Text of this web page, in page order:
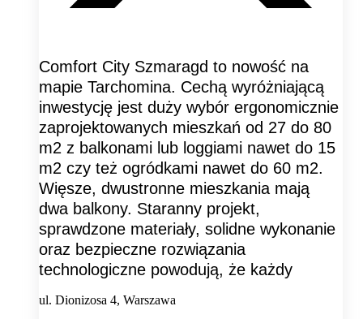
Comfort City Szmaragd to nowość na
mapie Tarchomina. Cechą wyróżniającą
inwestycję jest duży wybór ergonomicznie
zaprojektowanych mieszkań od 27 do 80
m2 z balkonami lub loggiami nawet do 15
m2 czy też ogródkami nawet do 60 m2.
Więsze, dwustronne mieszkania mają
dwa balkony. Staranny projekt,
sprawdzone materiały, solidne wykonanie
oraz bezpieczne rozwiązania
technologiczne powodują, że każdy
ul. Dionizosa 4, Warszawa